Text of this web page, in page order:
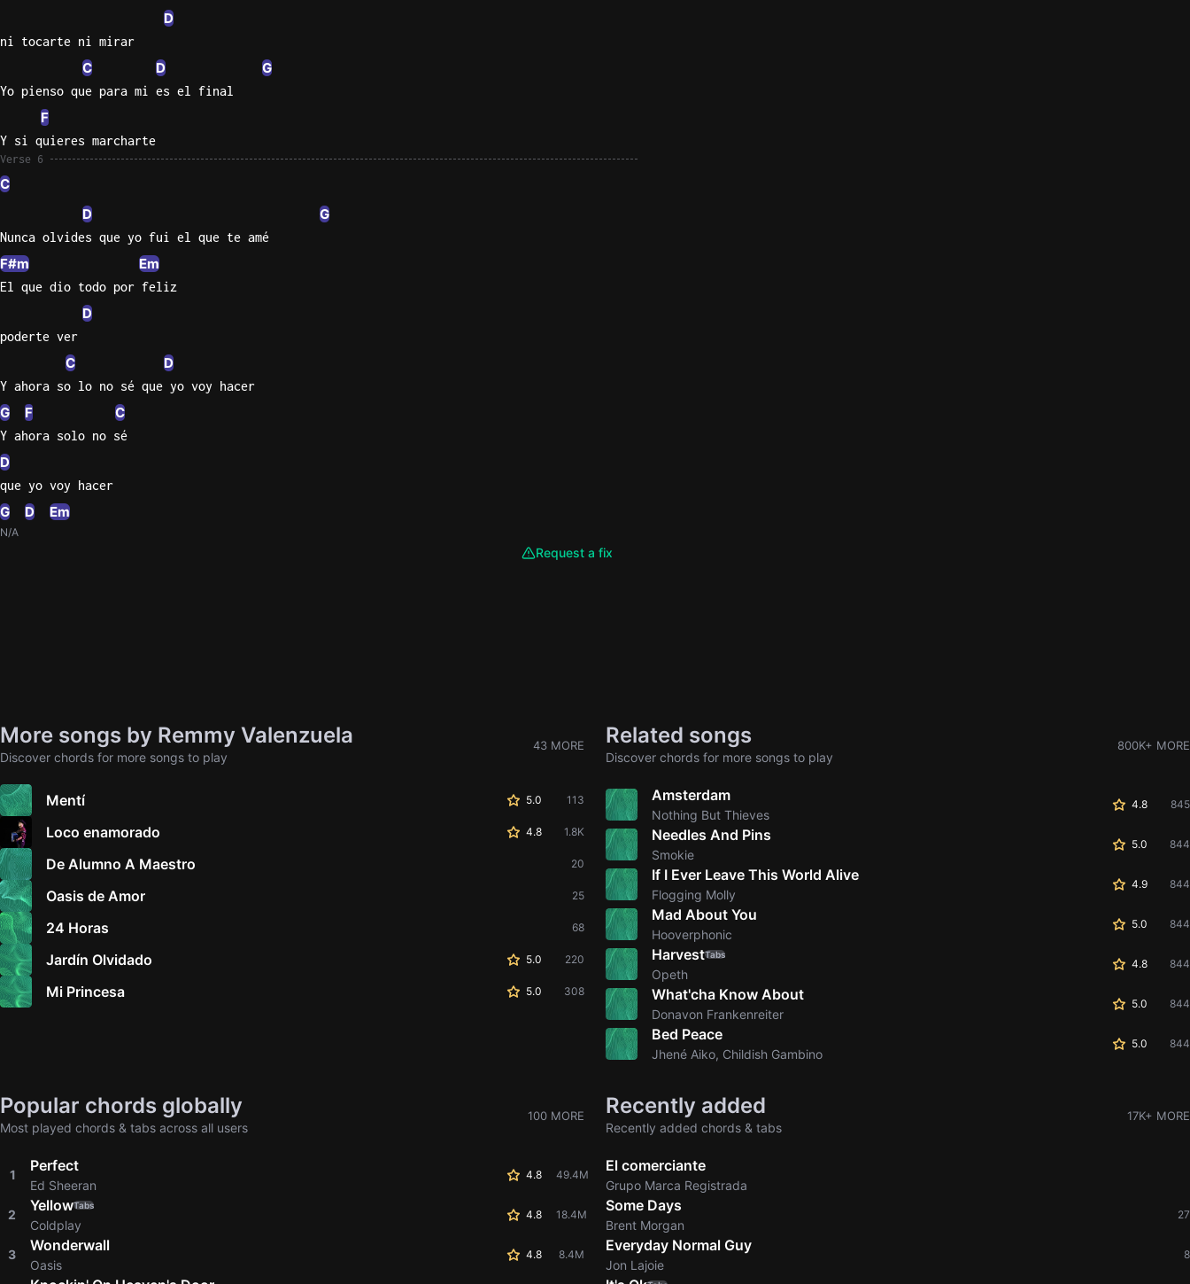
D
ni tocarte ni mirar
C D G
Yo pienso que para mi es el final
F
Y si quieres marcharte
Verse 6
C
D
G
Nunca olvides que yo fui el que te amé
F#m Em
El que dio todo por feliz
D
poderte ver
C D
Y ahora so lo no sé que yo voy hacer
G F C
Y ahora solo no sé
D
que yo voy hacer
G D Em
N/A
Request a fix
More songs by Remmy Valenzuela
Discover chords for more songs to play
43 MORE
Mentí 5.0 113
Loco enamorado 4.8 1.8K
De Alumno A Maestro 20
Oasis de Amor 25
24 Horas 68
Jardín Olvidado 5.0 220
Mi Princesa 5.0 308
Related songs
Discover chords for more songs to play
800K+ MORE
Amsterdam
Nothing But Thieves
4.8 845
Needles And Pins
Smokie
5.0 844
If I Ever Leave This World Alive
Flogging Molly
4.9 844
Mad About You
Hooverphonic
5.0 844
HarvestTabs
Opeth
4.8 844
What'cha Know About
Donavon Frankenreiter
5.0 844
Bed Peace
Jhené Aiko, Childish Gambino
5.0 844
Popular chords globally
Most played chords & tabs across all users
100 MORE
1
Perfect
Ed Sheeran
4.8 49.4M
2
YellowTabs
Coldplay
4.8 18.4M
3
Wonderwall
Oasis
4.8 8.4M
Recently added
Recently added chords & tabs
17K+ MORE
El comerciante
Grupo Marca Registrada
Some Days
Brent Morgan
27
Everyday Normal Guy
Jon Lajoie
8